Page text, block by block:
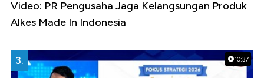
Video: PR Pengusaha Jaga Kelangsungan Produk
Alkes Made In Indonesia
10:37
3.